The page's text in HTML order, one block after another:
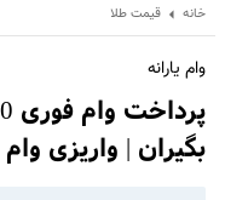
خانه قیمت طلا
وام یارانه
بگیران | واریزی